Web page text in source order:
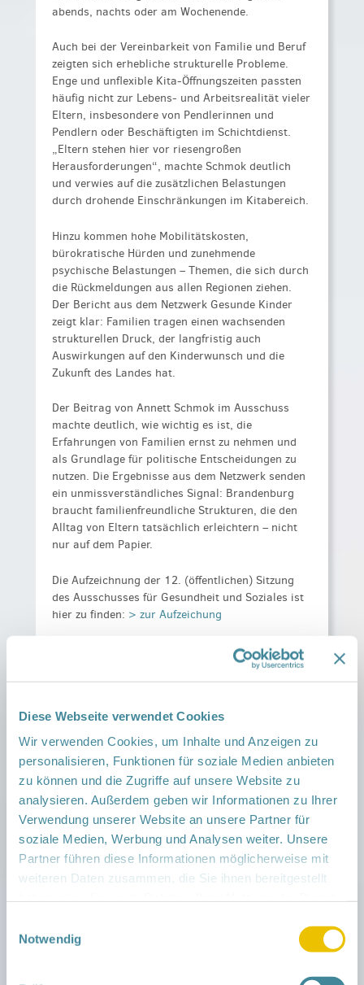
Diese Webseite verwendet Cookies
Wir verwenden Cookies, um Inhalte und Anzeigen zu
personalisieren, Funktionen für soziale Medien anbieten
zu können und die Zugriffe auf unsere Website zu
analysieren. Außerdem geben wir Informationen zu Ihrer
Verwendung unserer Website an unsere Partner für
soziale Medien, Werbung und Analysen weiter. Unsere
Partner führen diese Informationen möglicherweise mit
weiteren Daten zusammen, die Sie ihnen bereitgestellt
Notwendig
abends, nachts oder am Wochenende.
Auch bei der Vereinbarkeit von Familie und Beruf
zeigten sich erhebliche strukturelle Probleme.
Enge und unflexible Kita-Öffnungszeiten passten
häufig nicht zur Lebens- und Arbeitsrealität vieler
Eltern, insbesondere von Pendlerinnen und
Pendlern oder Beschäftigten im Schichtdienst.
„Eltern stehen hier vor riesengroßen
Herausforderungen“, machte Schmok deutlich
und verwies auf die zusätzlichen Belastungen
durch drohende Einschränkungen im Kitabereich.
Hinzu kommen hohe Mobilitätskosten,
bürokratische Hürden und zunehmende
psychische Belastungen – Themen, die sich durch
die Rückmeldungen aus allen Regionen ziehen.
Der Bericht aus dem Netzwerk Gesunde Kinder
zeigt klar: Familien tragen einen wachsenden
strukturellen Druck, der langfristig auch
Auswirkungen auf den Kinderwunsch und die
Zukunft des Landes hat.
Der Beitrag von Annett Schmok im Ausschuss
machte deutlich, wie wichtig es ist, die
Erfahrungen von Familien ernst zu nehmen und
als Grundlage für politische Entscheidungen zu
nutzen. Die Ergebnisse aus dem Netzwerk senden
ein unmissverständliches Signal: Brandenburg
braucht familienfreundliche Strukturen, die den
Alltag von Eltern tatsächlich erleichtern – nicht
nur auf dem Papier.
Die Aufzeichnung der 12. (öffentlichen) Sitzung
des Ausschusses für Gesundheit und Soziales ist
hier zu finden: > zur Aufzeichung
Auch das Thema Pflege wurden im Rahmen des
Ausschusses platziert und Experten dazu
eingeladen.> zum Newsbeitrag von Gesundheit
Weiterlesen →
Tag des Ehrenamtes
News vom 21. Januar 2026
Ehrenamt lebt Vielfalt – und macht unsere
Gesellschaft stärker
mit ihrem freiwilligen Einsatz unsere Gesellschaft
bereichern – insbesondere die ehrenamtlichen